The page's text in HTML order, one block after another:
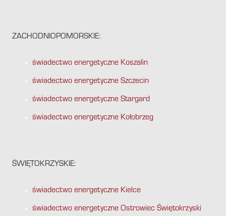
ZACHODNIOPOMORSKIE:
świadectwo energetyczne Koszalin
świadectwo energetyczne Szczecin
świadectwo energetyczne Stargard
świadectwo energetyczne Kołobrzeg
ŚWIĘTOKRZYSKIE:
świadectwo energetyczne Kielce
świadectwo energetyczne Ostrowiec Świętokrzyski